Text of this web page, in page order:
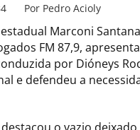
Por Pedro Acioly
Marconi
FM 87,9,
por Dióneys
e defendeu a